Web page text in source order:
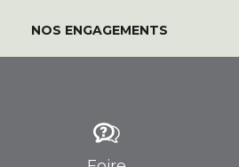
NOS ENGAGEMENTS